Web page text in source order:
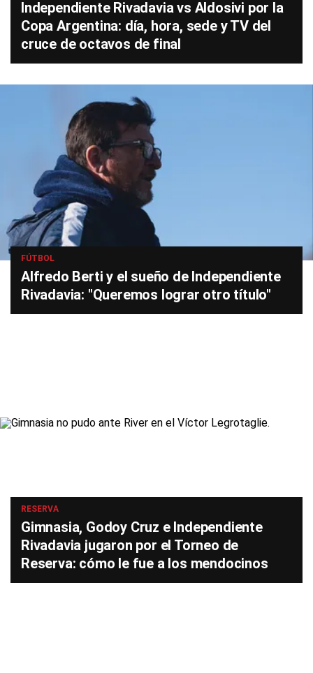
Independiente Rivadavia vs Aldosivi por la
Copa Argentina: día, hora, sede y TV del
cruce de octavos de final
FÚTBOL
Alfredo Berti y el sueño de Independiente
Rivadavia: "Queremos lograr otro título"
RESERVA
Gimnasia, Godoy Cruz e Independiente
Rivadavia jugaron por el Torneo de
Reserva: cómo le fue a los mendocinos